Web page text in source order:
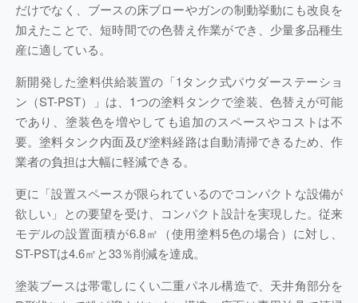
だけでなく、ブースの床ブローやガンの制動挙動にも改良を
加えたことで、短時間での色替え作業ができ、少量多品種生
産に適している。
新開発した塗料供給装置の「1タンク式パウダーステーショ
ン（ST-PST）」は、1つの塗料タンクで塗装、色替えが可能
であり、塗装色を増やしても追加のスペースやコストは不
要。塗料タンク内面及び塗料経路は自動清掃できるため、作
業者の負担は大幅に軽減できる。
更に「設置スペースが限られているのでコンパクトな設備が
欲しい」との要望を受け、コンパクト設計を実現した。従来
モデルの設置面積が6.8㎡（使用塗料5色の場合）に対し、
ST-PSTは4.6㎡と33％削減を達成。
塗装ブースは帯電しにくい二重パネル構造で、天井角部分を